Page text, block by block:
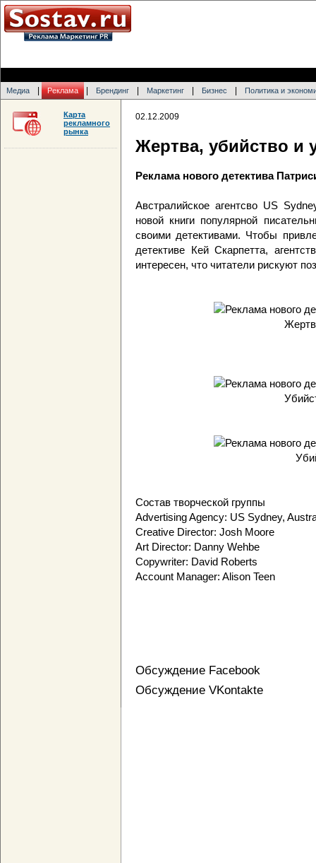
Медиа Реклама Брендинг Маркетинг Бизнес Политика и
02.12.2009
Жертва, убийство и
Реклама нового детектива
Австралийское агентсво US
новой книги популярной
своими детективами. Чтобы
детективе Кей Скарпетта,
интересен, что читатели рискуют
Состав творческой группы
Advertising Agency: US Sydney,
Creative Director: Josh Moore
Art Director: Danny Wehbe
Copywriter: David Roberts
Account Manager: Alison Teen
Обсуждение Facebook
Обсуждение VKontakte
Карта
рекламного
рынка